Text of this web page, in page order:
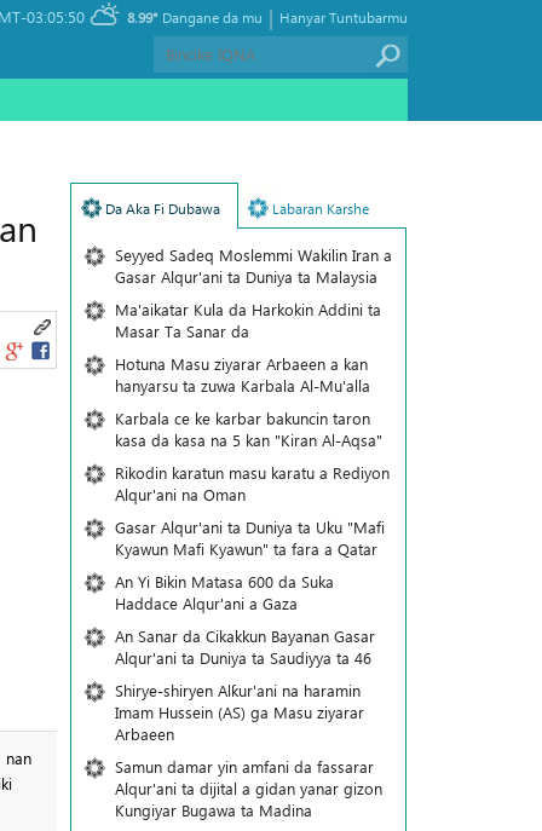
03:05:50 8.99° Hanyar Tuntubarmu
|
Dangane da mu
nan
Da Aka Fi Dubawa Labaran Karshe
Seyyed Sadeq Moslemmi Wakilin Iran a
Gasar Alqur'ani ta Duniya ta Malaysia
Ma'aikatar Kula da Harkokin Addini ta
Masar Ta Sanar da
Hotuna Masu ziyarar Arbaeen a kan
hanyarsu ta zuwa Karbala Al-Mu'alla
Karbala ce ke karbar bakuncin taron
kasa da kasa na 5 kan "Kiran Al-Aqsa"
Rikodin karatun masu karatu a Rediyon
Alqur'ani na Oman
Gasar Alqur'ani ta Duniya ta Uku "Mafi
Kyawun Mafi Kyawun" ta fara a Qatar
An Yi Bikin Matasa 600 da Suka
Haddace Alqur'ani a Gaza
An Sanar da Cikakkun Bayanan Gasar
Alqur'ani ta Duniya ta Saudiyya ta 46
Shirye-shiryen Alƙur'ani na haramin
Imam Hussein (AS) ga Masu ziyarar
Arbaeen
Samun damar yin amfani da fassarar
Alqur'ani ta dijital a gidan yanar gizon
Ƙungiyar Bugawa ta Madina